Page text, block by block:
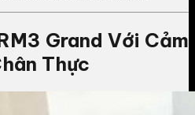
Grand Với Cảm
Thực